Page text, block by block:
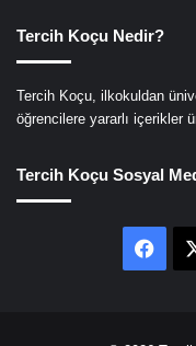
Tercih Koçu Nedir?
Tercih Koçu, ilkokuldan
öğrencilere yararlı içerikler
Tercih Koçu Sosyal